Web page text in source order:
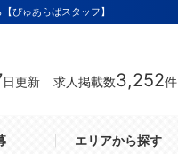
ぴゅあらばスタッフ】
日更新 求人掲載数3,252件
エリアから探す